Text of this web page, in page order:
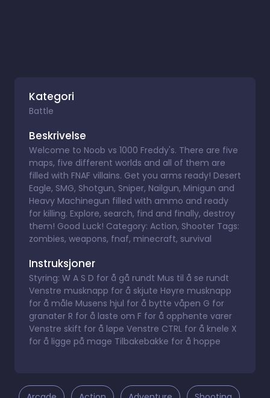
Kategori
Battle
Beskrivelse
Welcome to Noob vs 1000 Freddy's. There are five
maps, five different worlds and all of them are
filled with FNAF villains. Get you arms ready! Desert
Eagle, SMG, Shotgun, Sniper, Nailgun, Minigun and
Heavy Machinegun filled with ammo and ready
for killing. Explore, search, find and finally, destroy
them! Good Luck! Category: Action, Shooter Tags:
zombies, weapons, fnaf, minecraft, survival
Instruksjoner
Styring: W A S D for å gå rundt Mus til å se rundt
Venstre musknapp for å skjute Høyre musknapp
for å måle Musens hjul for å bytte våpen G for
granater R for å laste om F for å opphente varer
Venstre skift for å løpe Venstre CTRL for å knele X
for å ligge på mage Tilbakebakke for å hoppe